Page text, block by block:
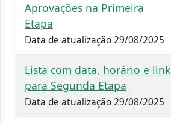
Aprovações na Primeira
Etapa
Data de atualização 29/08/2025
Lista com data, horário e link
para Segunda Etapa
Data de atualização 29/08/2025